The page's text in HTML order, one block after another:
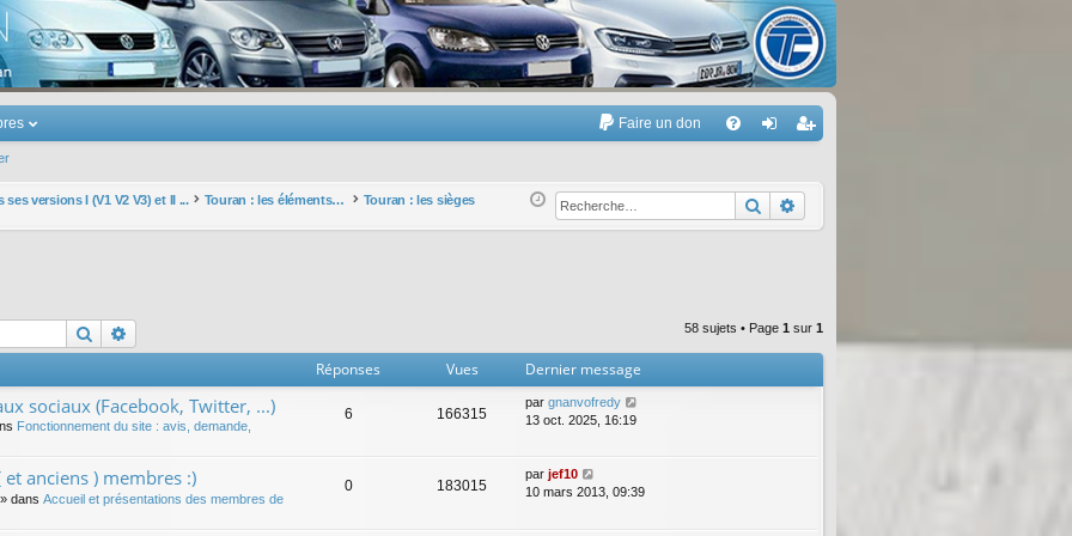
Touran
Faire un don
Q ne
xi
nr
eg
r
versions I (V1 V2 V3) et II ... Touran : les éléments et équipements extérieurs et intérieurs Touran : les sièges Rechercher
Rechercher 58 sujets • Page 1 sur 1
Réponses Vues Dernier message
sociaux (Facebook, Twitter, ...)
Fonctionnement du site : avis, demande,
6 166315
par gnanvofredy
13 oct. 2025, 16:19
anciens ) membres :)
» dans Accueil et présentations des membres de
0 183015
par jef10
10 mars 2013, 09:39